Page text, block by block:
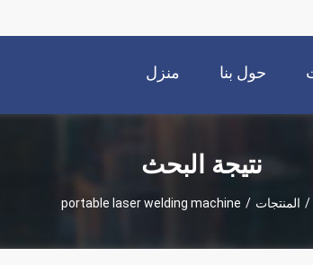
منزل حول بنا
نتيجة البحث
/ المنتجات /
portable laser welding machine